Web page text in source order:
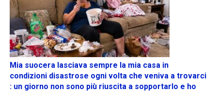
Mia suocera lasciava sempre la mia casa in
condizioni disastrose ogni volta che veniva a trovarci
: un giorno non sono più riuscita a sopportarlo e ho